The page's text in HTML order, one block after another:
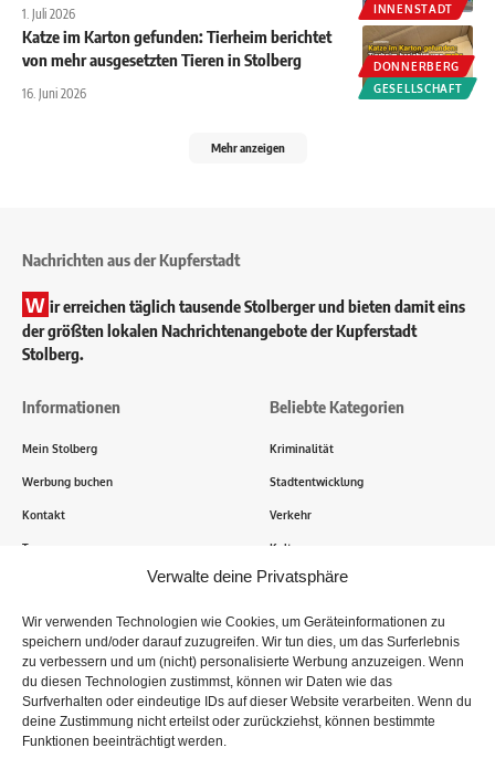
Verwalte deine Privatsphäre
Wir verwenden Technologien wie Cookies, um Geräteinformationen zu
speichern und/oder darauf zuzugreifen. Wir tun dies, um das Surferlebnis
zu verbessern und um (nicht) personalisierte Werbung anzuzeigen. Wenn
du diesen Technologien zustimmst, können wir Daten wie das
Surfverhalten oder eindeutige IDs auf dieser Website verarbeiten. Wenn du
deine Zustimmung nicht erteilst oder zurückziehst, können bestimmte
Funktionen beeinträchtigt werden.
INNENSTADT
1. Juli 2026
DONNERBERG
GESELLSCHAFT
Katze im Karton gefunden: Tierheim berichtet
von mehr ausgesetzten Tieren in Stolberg
16. Juni 2026
Mehr anzeigen
Nachrichten aus der Kupferstadt
W ir erreichen täglich tausende Stolberger und bieten damit eins
der größten lokalen Nachrichtenangebote der Kupferstadt
Stolberg.
Informationen
Mein Stolberg
Werbung buchen
Kontakt
Transparenz
Beliebte Kategorien
Kriminalität
Stadtentwicklung
Verkehr
Kultur
Tausende Stolberger sind bereits dabei! Du sendest uns
Informationen, Bilder und Erlebnisse aus der Kupferstadt – Wir
recherchieren, sammeln Informationen und berichten!